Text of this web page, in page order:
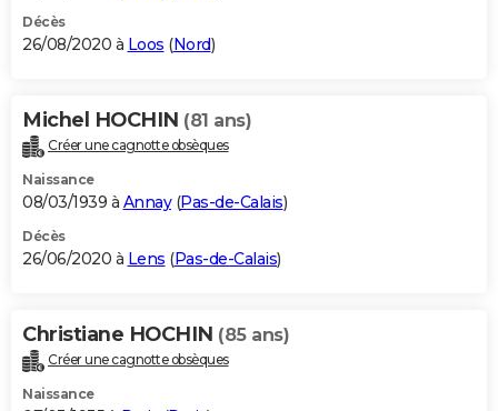
Décès
26/08/2020 à Loos (Nord)
Michel HOCHIN (81 ans)
Créer une cagnotte obsèques
Naissance
08/03/1939 à Annay(Pas-de-Calais)
Décès
26/06/2020 à Lens (Pas-de-Calais)
Christiane HOCHIN (85 ans)
Créer une cagnotte obsèques
Naissance